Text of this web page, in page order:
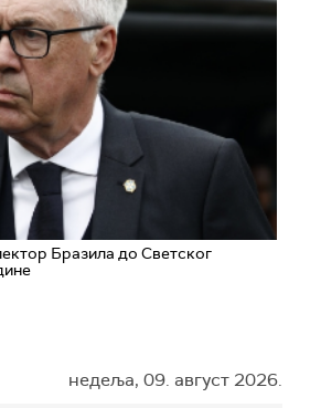
Бразила до Светског
недеља, 09. август 2026.